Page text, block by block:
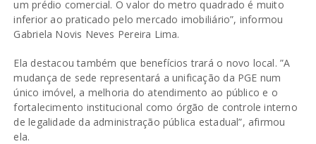
um prédio comercial. O valor do metro quadrado é muito
inferior ao praticado pelo mercado imobiliário”, informou
Gabriela Novis Neves Pereira Lima.
Ela destacou também que benefícios trará o novo local. ”A
mudança de sede representará a unificação da PGE num
único imóvel, a melhoria do atendimento ao público e o
fortalecimento institucional como órgão de controle interno
de legalidade da administração pública estadual”, afirmou
ela.